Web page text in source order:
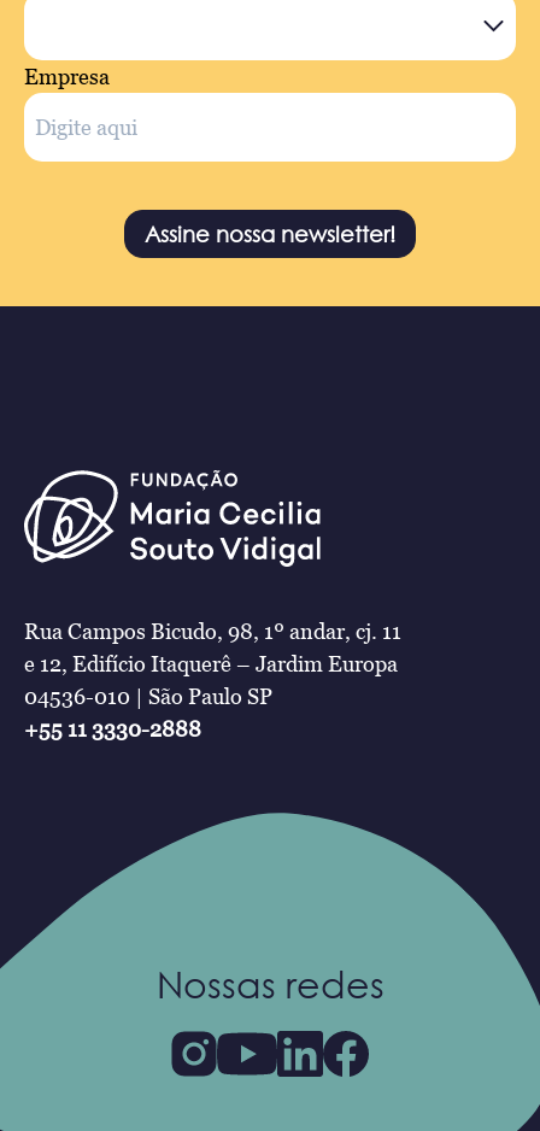
Empresa
Assine nossa newsletter!
Rua Campos Bicudo, 98, 1º andar, cj. 11
e 12, Edifício Itaquerê – Jardim Europa
04536-010 | São Paulo SP
+55 11 3330-2888
Nossas redes